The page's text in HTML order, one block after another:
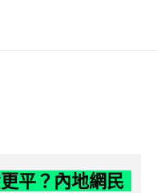
平？內地網民